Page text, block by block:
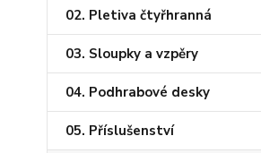
02. Pletiva čtyřhranná
03. Sloupky a vzpěry
04. Podhrabové desky
05. Příslušenství